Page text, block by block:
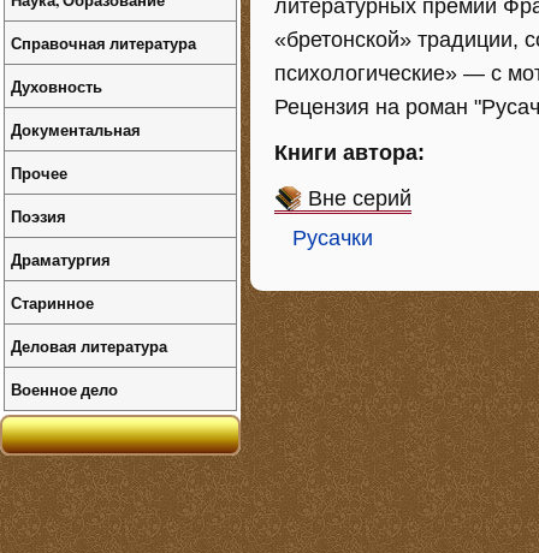
литературных премий
«бретонской»
психологические» — с
Рецензия на роман
Книги автора:
Вне серий
Русачки
Справочная литература
Духовность
Документальная
Прочее
Поэзия
Драматургия
Старинное
Деловая литература
Военное дело